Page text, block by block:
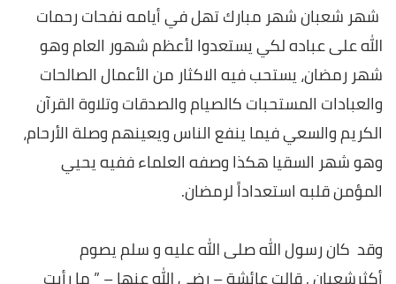
شهر شعبان شهر مبارك تهل في أيامه نفحات رحمات
الله على عباده لكي يستعدوا لأعظم شهور العام وهو
شهر رمضان، يستحب فيه الاكثار من الأعمال الصالحات
والعبادات المستحبات كالصيام والصدقات وتلاوة القرآن
الكريم والسعي فيما ينفع الناس ويعينهم وصلة الأرحام،
وهو شهر السقيا هكذا وصفه العلماء ففيه يحيي
المؤمن قلبه استعداداً لرمضان.
وقد كان رسول الله صلى الله عليه و سلم يصوم
أكثرشعبان , قالت عائشة – رضي الله عنها – ” ما رأيت